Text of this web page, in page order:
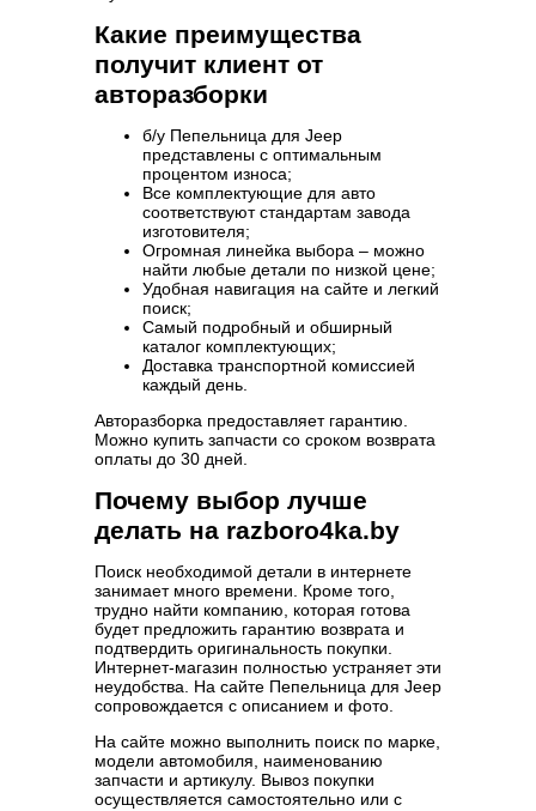
Какие преимущества
получит клиент от
авторазборки
б/у Пепельница для Jeep
представлены с оптимальным
процентом износа;
Все комплектующие для авто
соответствуют стандартам завода
изготовителя;
Огромная линейка выбора – можно
найти любые детали по низкой цене;
Удобная навигация на сайте и легкий
поиск;
Самый подробный и обширный
каталог комплектующих;
Доставка транспортной комиссией
каждый день.
Авторазборка предоставляет гарантию.
Можно купить запчасти со сроком возврата
оплаты до 30 дней.
Почему выбор лучше
делать на razboro4ka.by
Поиск необходимой детали в интернете
занимает много времени. Кроме того,
трудно найти компанию, которая готова
будет предложить гарантию возврата и
подтвердить оригинальность покупки.
Интернет-магазин полностью устраняет эти
неудобства. На сайте Пепельница для Jeep
сопровождается с описанием и фото.
На сайте можно выполнить поиск по марке,
модели автомобиля, наименованию
запчасти и артикулу. Вывоз покупки
осуществляется самостоятельно или с